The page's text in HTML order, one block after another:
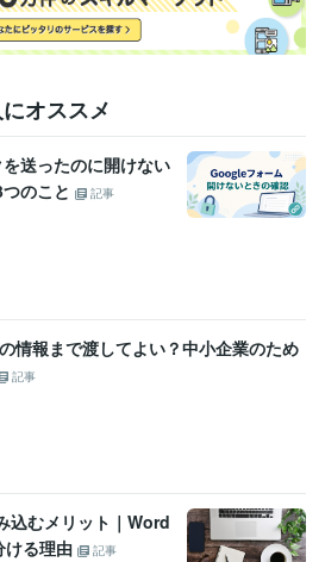
オススメ
送ったのに開けない
のこと
記事
情報まで渡してよい？中小企業のため
記事
込むメリット｜Word
ける理由
記事